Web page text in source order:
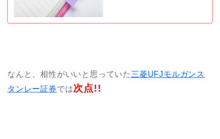
なんと、相性がいいと思っていた 三菱UFJモルガンス
タンレー証券では次点!!